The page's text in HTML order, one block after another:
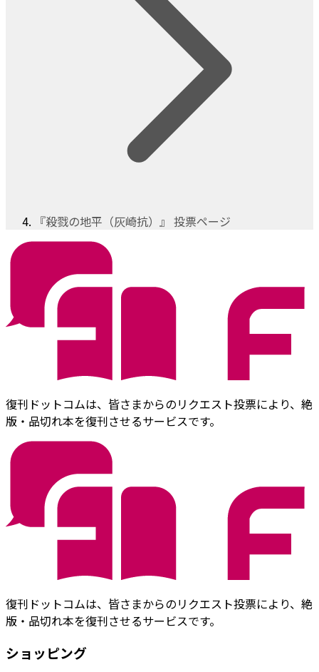
『殺戮の地平（灰崎抗）』 投票ページ
復刊ドットコムは、皆さまからのリクエスト投票により、絶
版・品切れ本を復刊させるサービスです。
復刊ドットコムは、皆さまからのリクエスト投票により、絶
版・品切れ本を復刊させるサービスです。
ショッピング